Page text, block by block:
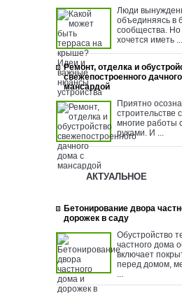
Люди
объединяясь в
сообщества.
хочется иметь ...
Ремонт, отделка и
свежепостроенного
мансардой
Приятно
строительстве
многие работы
руками. И ...
АКТУАЛЬНОЕ
Бетонирование двора
дорожек в саду
Обустройство
частного дома
включает
перед домом,
...